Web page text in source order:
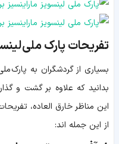
تفریحات پارک ملی
بسیاری از گردشگران به پارک
بدانید که علاوه بر گشت و
این مناظر خارق العاده،
از این جمله اند: